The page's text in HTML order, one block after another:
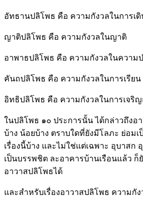
อัทธานปลิโพธ คือ ความกังวลในการเดิ
ญาติปลิโพธ คือ ความกังวลในญาติ
อาพาธปลิโพธ คือ ความกังวลในความ
คันถปลิโพธ คือ ความกังวลในการเรีย
อิทธิปลิโพธ คือ ความกังวลในการเจริ
ในปลิโพธ ๑๐ ประการนั้น ได้กล่าวถึงอ
บ้าง น้อยบ้าง ตราบใดที่ยังมีโลภะ ย่อมเ
เรื่องนี้บ้าง และไม่ใช่แต่เฉพาะ อุบาสก
เป็นบรรพชิต ละอาคารบ้านเรือนแล้ว ก็
อาวาสปลิโพธได้
และสำหรับเรื่องอาวาสปลิโพธ ความกั